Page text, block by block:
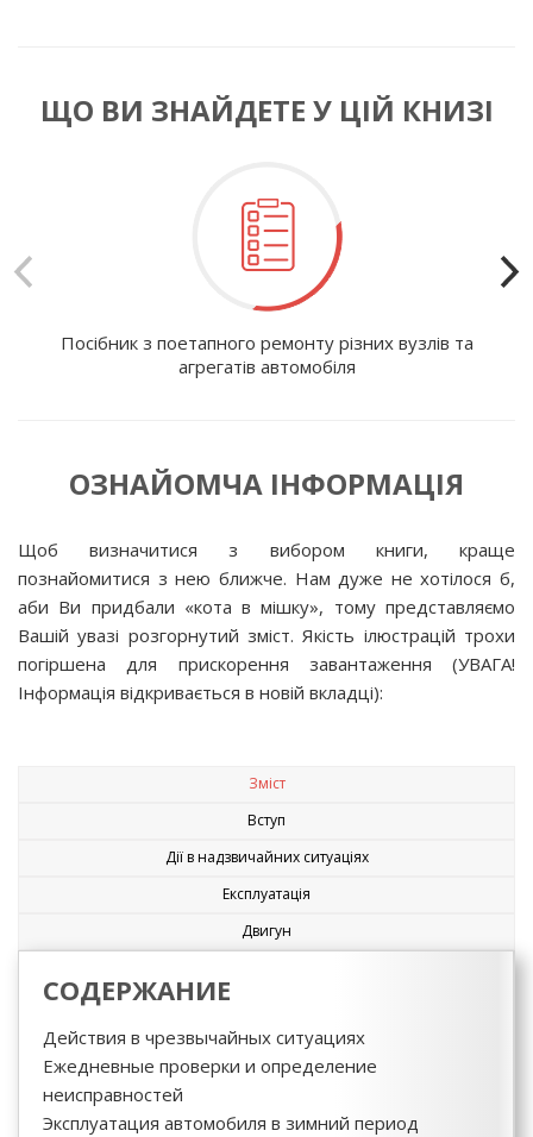
ЩО ВИ ЗНАЙДЕТЕ У ЦІЙ КНИЗІ
Посібник з поетапного ремонту різних вузлів та
агрегатів автомобіля
ОЗНАЙОМЧА ІНФОРМАЦІЯ
Щоб визначитися з вибором книги, краще
познайомитися з нею ближче. Нам дуже не хотілося б,
аби Ви придбали «кота в мішку», тому представляємо
Вашій увазі розгорнутий зміст. Якість ілюстрацій трохи
погіршена для прискорення завантаження (УВАГА!
Інформація відкривається в новій вкладці):
Зміст
Вступ
Дії в надзвичайних ситуаціях
Експлуатація
Двигун
СОДЕРЖАНИЕ
Действия в чрезвычайных ситуациях
Ежедневные проверки и определение
неисправностей
Эксплуатация автомобиля в зимний период